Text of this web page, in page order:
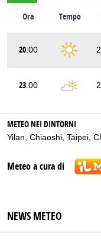
Ora Tempo
20 .00
23 .00
METEO NEI DINTORNI
Yilan Chiaoshi Taipei
Meteo a cura di
NEWS METEO